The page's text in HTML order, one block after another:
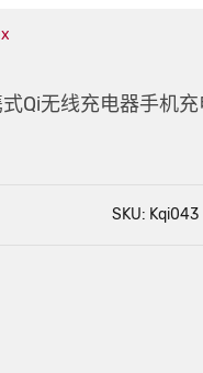
Qi无线充电器手机
SKU: Kqi043